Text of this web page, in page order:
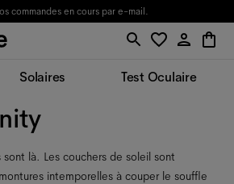
commandes en cours par e-mail.
Solaires Test Oculaire
là. Les couchers de soleil sont
intemporelles à couper le souffle